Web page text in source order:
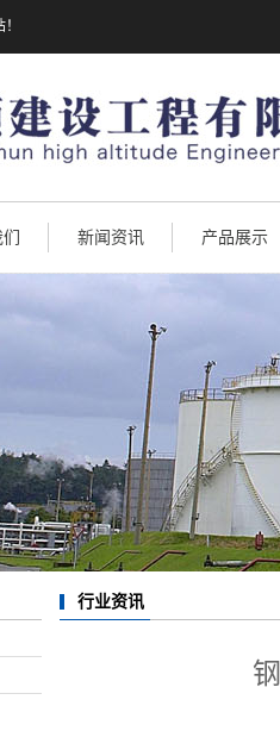
新闻资讯 产品展示
烟囱拆除
烟囱维修
烟囱改造
烟囱滑模
烟囱美化
烟囱加固
行业资讯